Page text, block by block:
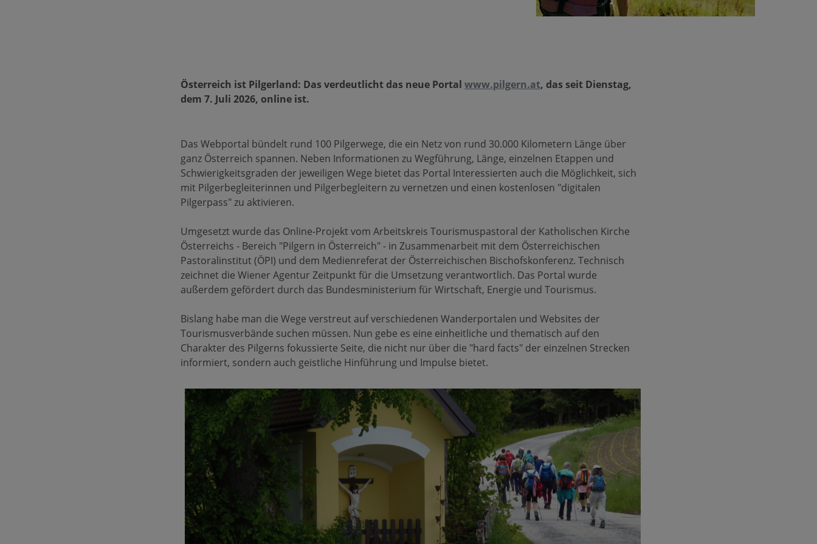
Österreich ist Pilgerland: Das verdeutlicht das neue Portal www.pilgern.at, das seit Dienstag,
dem 7. Juli 2026, online ist.
Das Webportal bündelt rund 100 Pilgerwege, die ein Netz von rund 30.000 Kilometern Länge über
ganz Österreich spannen. Neben Informationen zu Wegführung, Länge, einzelnen Etappen und
Schwierigkeitsgraden der jeweiligen Wege bietet das Portal Interessierten auch die Möglichkeit, sich
mit Pilgerbegleiterinnen und Pilgerbegleitern zu vernetzen und einen kostenlosen "digitalen
Pilgerpass" zu aktivieren.
Umgesetzt wurde das Online-Projekt vom Arbeitskreis Tourismuspastoral der Katholischen Kirche
Österreichs - Bereich "Pilgern in Österreich" - in Zusammenarbeit mit dem Österreichischen
Pastoralinstitut (ÖPI) und dem Medienreferat der Österreichischen Bischofskonferenz. Technisch
zeichnet die Wiener Agentur Zeitpunkt für die Umsetzung verantwortlich. Das Portal wurde
außerdem gefördert durch das Bundesministerium für Wirtschaft, Energie und Tourismus.
Bislang habe man die Wege verstreut auf verschiedenen Wanderportalen und Websites der
Tourismusverbände suchen müssen. Nun gebe es eine einheitliche und thematisch auf den
Charakter des Pilgerns fokussierte Seite, die nicht nur über die "hard facts" der einzelnen Strecken
informiert, sondern auch geistliche Hinführung und Impulse bietet.